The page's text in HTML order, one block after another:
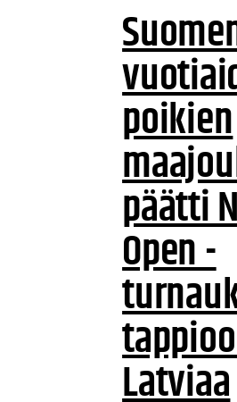
poikien
päätti
Open -
Latviaa